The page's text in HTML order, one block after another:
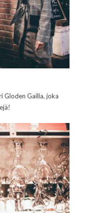
Gloden Gailla, joka